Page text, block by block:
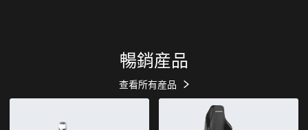
暢銷産品
查看所有産品